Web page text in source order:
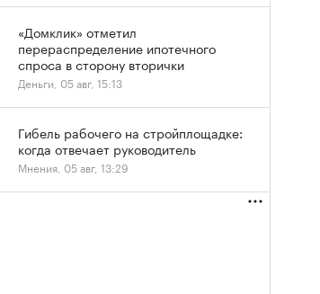
«Домклик» отметил
перераспределение ипотечного
спроса в сторону вторички
Деньги, 05 авг, 15:13
Гибель рабочего на стройплощадке:
когда отвечает руководитель
Мнения, 05 авг, 13:29